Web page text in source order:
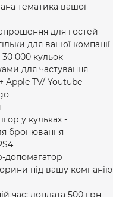
тематика вашої
для гостей
для вашої компанії
000 кульок
для частування
Apple TV/ Youtube
у кульках -
бронювання
допомагатор
під вашу компанію
час: доплата 500 грн